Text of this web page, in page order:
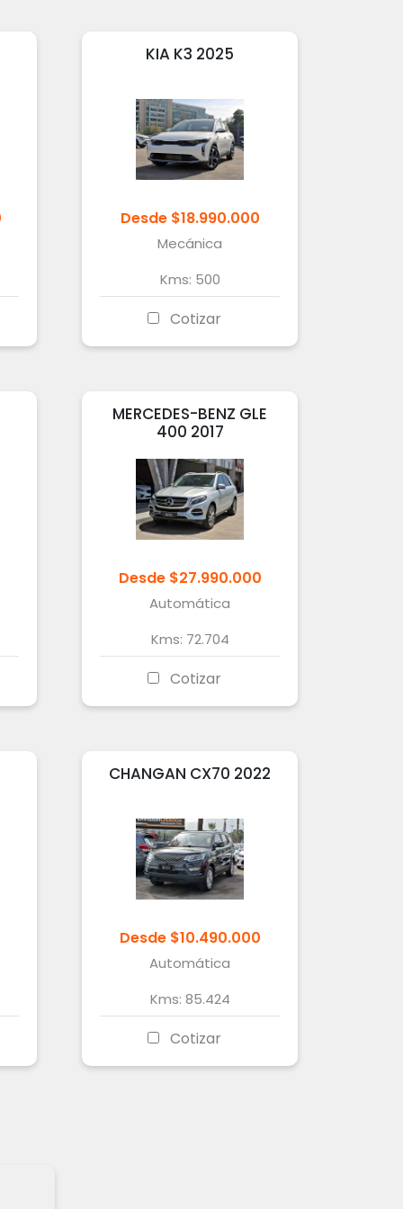
KIA K3 2025
Desde $18.990.000
Mecánica
Kms: 500
Cotizar
MERCEDES-BENZ GLE
400 2017
Desde $27.990.000
Automática
Kms: 72.704
Cotizar
CHANGAN CX70 2022
Desde $10.490.000
Automática
Kms: 85.424
Cotizar